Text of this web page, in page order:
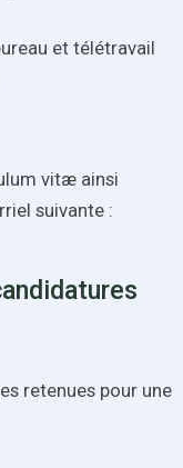
et télétravail
vitæ ainsi
suivante :
retenues pour une